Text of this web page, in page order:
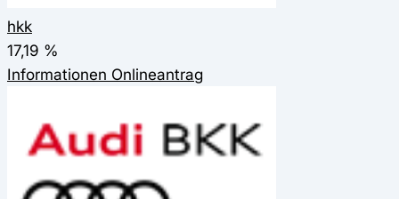
hkk
17,19 %
Informationen Onlineantrag